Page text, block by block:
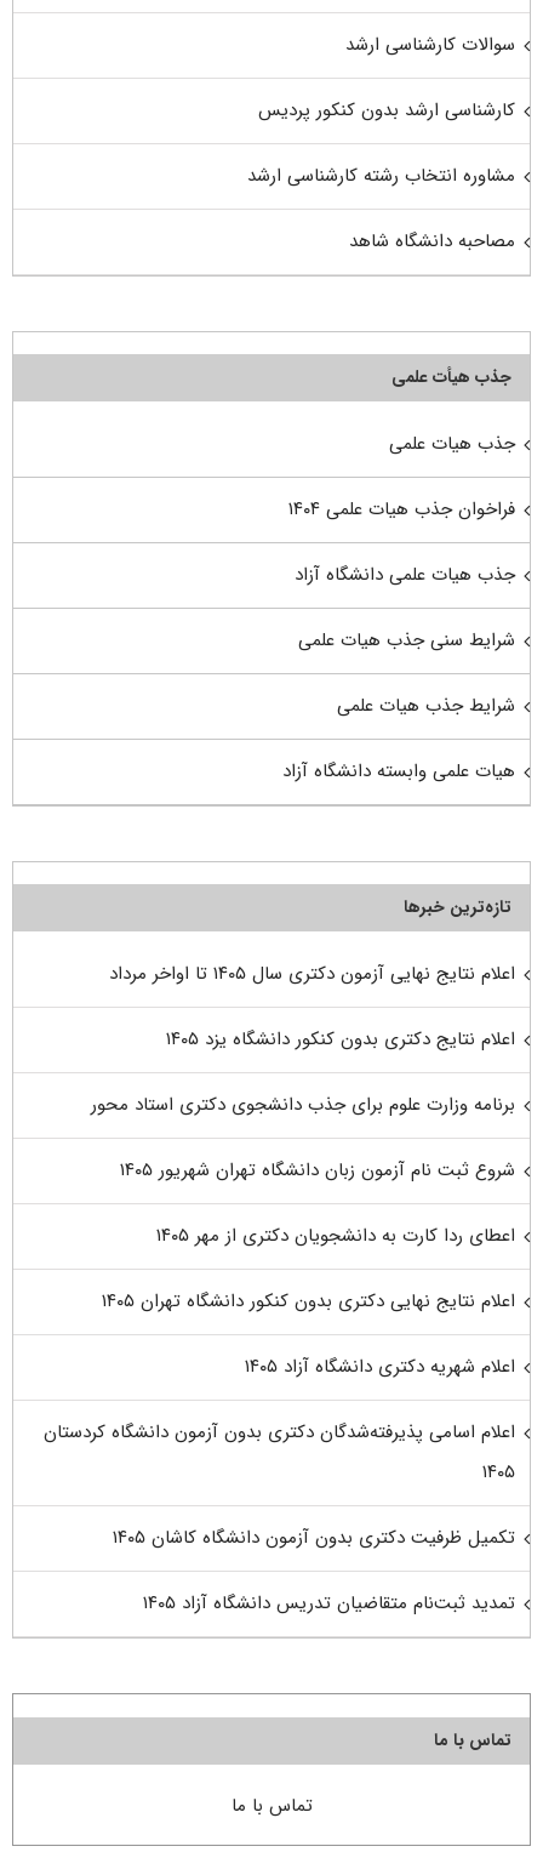
سوالات کارشناسی ارشد
کارشناسی ارشد بدون کنکور پردیس
مشاوره انتخاب رشته کارشناسی ارشد
مصاحبه دانشگاه شاهد
جذب هیأت علمی
جذب هیات علمی
فراخوان جذب هیات علمی ۱۴۰۴
جذب هیات علمی دانشگاه آزاد
شرایط سنی جذب هیات علمی
شرایط جذب هیات علمی
هیات علمی وابسته دانشگاه آزاد
تازه‌ترین خبرها
اعلام نتایج نهایی آزمون دکتری سال ۱۴۰۵ تا اواخر مرداد
اعلام نتایج دکتری بدون کنکور دانشگاه یزد ۱۴۰۵
برنامه وزارت علوم برای جذب دانشجوی دکتری استاد محور
شروع ثبت نام آزمون زبان دانشگاه تهران شهریور ۱۴۰۵
اعطای ردا کارت به دانشجویان دکتری از مهر ۱۴۰۵
اعلام نتایج نهایی دکتری بدون کنکور دانشگاه تهران ۱۴۰۵
اعلام شهریه دکتری دانشگاه آزاد ۱۴۰۵
اعلام اسامی پذیرفته‌شدگان دکتری بدون آزمون دانشگاه کردستان
۱۴۰۵
تکمیل ظرفیت دکتری بدون آزمون دانشگاه کاشان ۱۴۰۵
تمدید ثبت‌نام متقاضیان تدریس دانشگاه آزاد ۱۴۰۵
تماس با ما
تماس با ما